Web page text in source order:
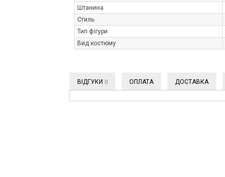
Штанина
Стиль
Тип фігури
Вид костюму
ВІДГУКИ 0 ОПЛАТА ДОСТАВКА